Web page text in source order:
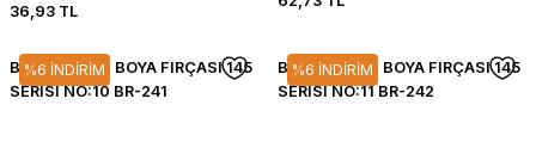
36,93 TL
%6 İNDİRİM
BRONS SULU BOYA FIRÇASI 145
SERİSİ NO:10 BR-241
%6 İNDİRİM
BRONS SULU BOYA FIRÇASI 145
SERİSİ NO:11 BR-242